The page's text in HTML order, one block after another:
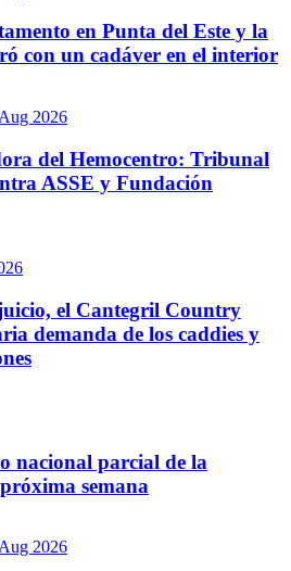
en Punta del Este y la
con un cadáver en el interior
2026
del Hemocentro: Tribunal
ASSE y Fundación
el Cantegril Country
demanda de los caddies y
nacional parcial de la
semana
2026